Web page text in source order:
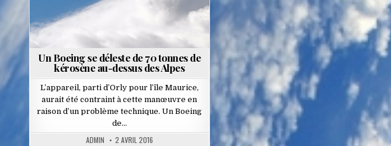
Un Boeing se déleste de 70 tonnes de
kérosène au-dessus des Alpes
L’appareil, parti d’Orly pour l’île Maurice,
aurait été contraint à cette manœuvre en
raison d’un problème technique. Un Boeing
de…
ADMIN 2 AVRIL 2016